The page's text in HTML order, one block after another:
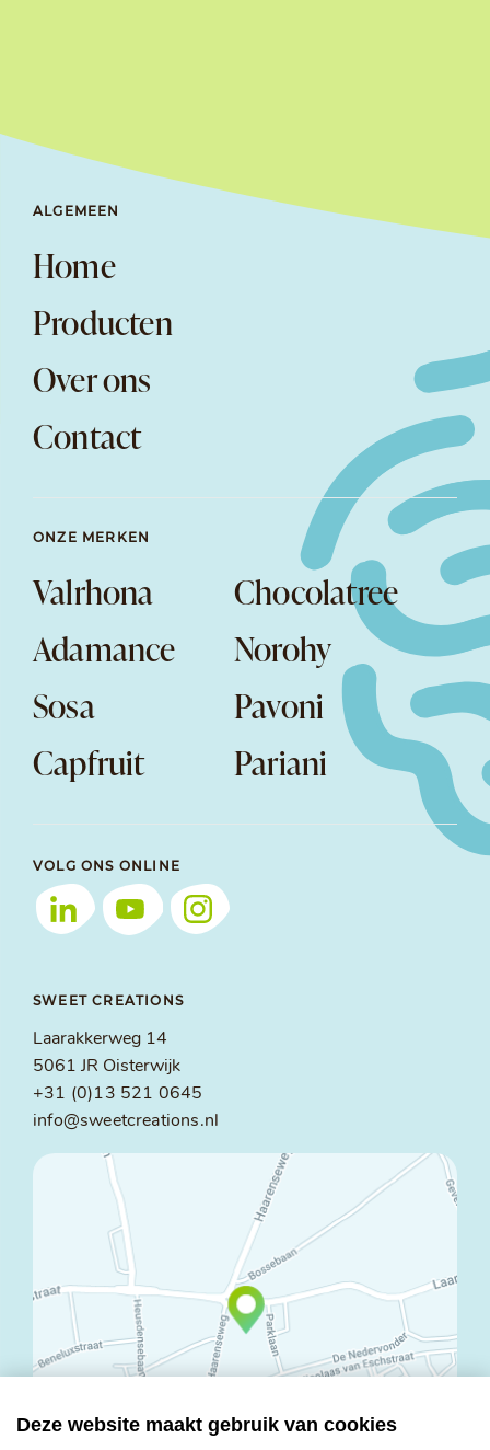
Deze website maakt gebruik van cookies
ALGEMEEN
Home
Producten
Over ons
Contact
ONZE MERKEN
Valrhona
Chocolatree
Adamance
Norohy
Sosa
Pavoni
Capfruit
Pariani
VOLG ONS ONLINE
SWEET CREATIONS
Laarakkerweg 14
5061 JR Oisterwijk
+31 (0)13 521 0645
info@sweetcreations.nl